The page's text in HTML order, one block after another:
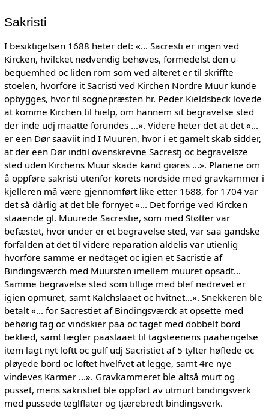
Sakristi
I besiktigelsen 1688 heter det: «... Sacresti er ingen ved
Kircken, hvilcket nødvendig behøves, formedelst den u-
bequemhed oc liden rom som ved alteret er til skriffte
stoelen, hvorfore it Sacristi ved Kirchen Nordre Muur kunde
opbygges, hvor til sognepræsten hr. Peder Kieldsbeck lovede
at komme Kirchen til hielp, om hannem sit begravelse sted
der inde udj maatte forundes ...». Videre heter det at det «...
er een Dør saaviit ind I Muuren, hvor i et gamelt skab sidder,
at der een Dør indtil ovenskrevne Sacrestj oc begravelsze
sted uden Kirchens Muur skade kand giøres ...». Planene om
å oppføre sakristi utenfor korets nordside med gravkammer i
kjelleren må være gjennomført like etter 1688, for 1704 var
det så dårlig at det ble fornyet «... Det forrige ved Kircken
staaende gl. Muurede Sacrestie, som med Støtter var
befæstet, hvor under er et begravelse sted, var saa gandske
forfalden at det til videre reparation aldelis var utienlig
hvorfore samme er nedtaget oc igien et Sacristie af
Bindingsværch med Muursten imellem muuret opsadt...
Samme begravelse sted som tillige med blef nedrevet er
igien opmuret, samt Kalchslaaet oc hvitnet...». Snekkeren ble
betalt «... for Sacrestiet af Bindingsværck at opsette med
behørig tag oc vindskier paa oc taget med dobbelt bord
beklæd, samt lægter paaslaaet til tagsteenens paahengelse
item lagt nyt loftt oc gulf udj Sacristiet af 5 tylter høflede oc
pløyede bord oc loftet hvelfvet at legge, samt 4re nye
vindeves Karmer ...». Gravkammeret ble altså murt og
pusset, mens sakristiet ble oppført av utmurt bindingsverk
med pussede teglflater og tjærebredt bindingsverk.